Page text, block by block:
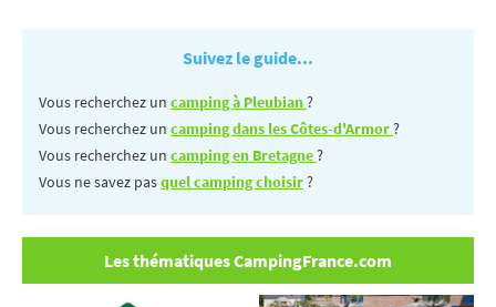
Suivez le guide...
Vous recherchez un camping à Pleubian?
Vous recherchez un camping dans les Côtes-d'Armor?
Vous recherchez un camping en Bretagne?
Vous ne savez pasquel camping choisir?
Les thématiques CampingFrance.com